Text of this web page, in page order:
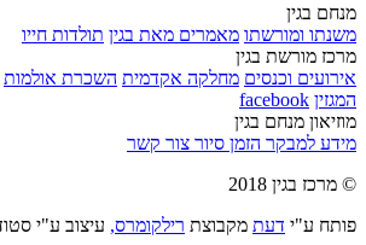
מנחם בגין
משנתו ומורשתו מאמרים מאת בגין תולדות חייו
מרכז מורשת בגין
אירועים וכנסים מחלקה אקדמית השכרת אולמות
המגזין facebook
מוזיאון מנחם בגין
מידע למבקר הזמן סיור צור קשר
© מרכז בגין 2018
פותח ע"י דעת מקבוצת רילקומרס, עיצוב ע"י